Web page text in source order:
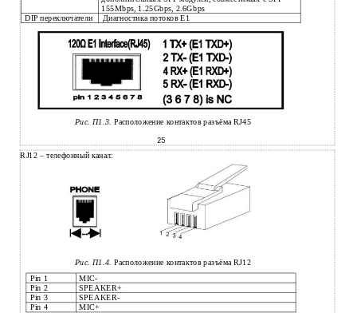
155Mbps, 1.25Gbps, 2.6Gbps
DIP переключатели
Диагностика потоков Е1
Рис. П1.3. Расположение контактов разъёма RJ45
25
RJ12 – телефонный канал:
Рис. П1.4. Расположение контактов разъёма RJ12
Pin 1
MIC-
Pin 2
SPEAKER+
Pin 3
SPEAKER-
Pin 4 MIC+